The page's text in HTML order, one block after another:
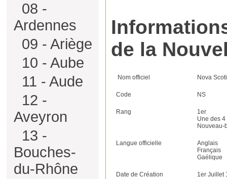
08 -
Ardennes
09 - Ariège
10 - Aube
11 - Aude
12 -
Aveyron
13 -
Bouches-
du-Rhône
de la
Nom officiel Nova
Code NS
Rang
1er
Une des
Nouveau-
Langue officielle
Anglais
Français
Gaélique
Date de Création 1er Juillet